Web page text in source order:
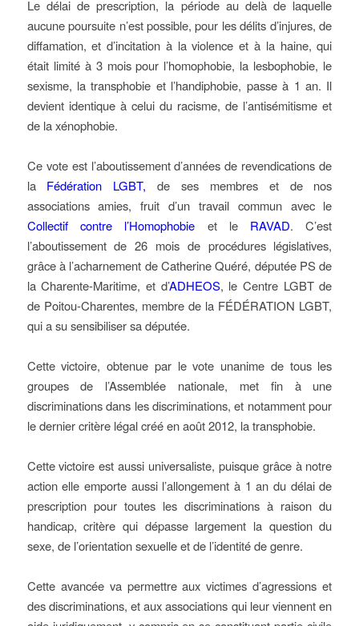
Le délai de prescription, la période au delà de laquelle
aucune poursuite n’est possible, pour les délits d’injures, de
diffamation, et d’incitation à la violence et à la haine, qui
était limité à 3 mois pour l’homophobie, la lesbophobie, le
sexisme, la transphobie et l’handiphobie, passe à 1 an. Il
devient identique à celui du racisme, de l’antisémitisme et
de la xénophobie.
Ce vote est l’aboutissement d’années de revendications de
laFédération LGBT, de ses membres et de nos
associations amies, fruit d’un travail commun avec le
Collectif contre l’Homophobie et le RAVAD. C’est
l’aboutissement de 26 mois de procédures législatives,
grâce à l’acharnement de Catherine Quéré, députée PS de
la Charente-Maritime, et d’ADHEOS, le Centre LGBT de
de Poitou-Charentes, membre de la FÉDÉRATION LGBT,
qui a su sensibiliser sa députée.
Cette victoire, obtenue par le vote unanime de tous les
groupes de l’Assemblée nationale, met fin à une
discriminations dans les discriminations, et notamment pour
le dernier critère légal créé en août 2012, la transphobie.
Cette victoire est aussi universaliste, puisque grâce à notre
action elle emporte aussi l’allongement à 1 an du délai de
prescription pour toutes les discriminations à raison du
handicap, critère qui dépasse largement la question du
sexe, de l’orientation sexuelle et de l’identité de genre.
Cette avancée va permettre aux victimes d’agressions et
des discriminations, et aux associations qui leur viennent en